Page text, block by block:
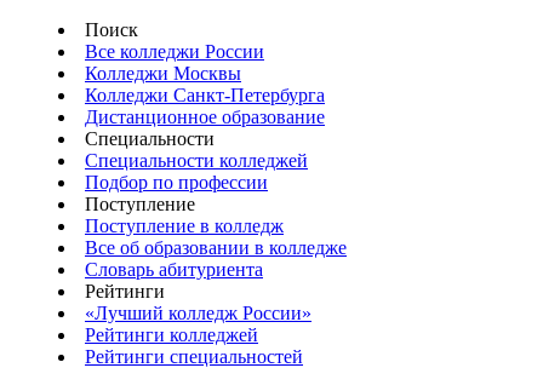
Поиск
Все колледжи России
Колледжи Москвы
Колледжи Санкт-Петербурга
Дистанционное образование
Специальности
Специальности колледжей
Подбор по профессии
Поступление
Поступление в колледж
Все об образовании в колледже
Словарь абитуриента
Рейтинги
«Лучший колледж России»
Рейтинги колледжей
Рейтинги специальностей